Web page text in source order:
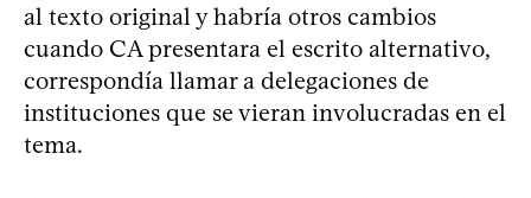
al texto original y habría otros cambios
cuando CA presentara el escrito alternativo,
correspondía llamar a delegaciones de
instituciones que se vieran involucradas en el
tema.